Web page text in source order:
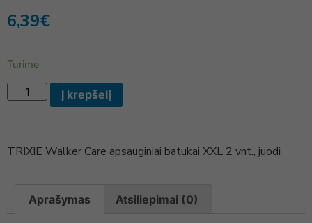
6,39€
Turime
Į krepšelį
TRIXIE Walker Care apsauginiai batukai XXL 2 vnt., juodi
Aprašymas Atsiliepimai (0)